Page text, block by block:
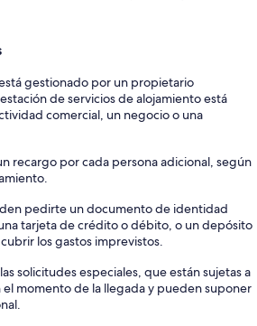
gestionado por un propietario
de servicios de alojamiento está
comercial, un negocio o una
recargo por cada persona adicional, según
pedirte un documento de identidad
tarjeta de crédito o débito, o un depósito
los gastos imprevistos.
solicitudes especiales, que están sujetas a
momento de la llegada y pueden suponer